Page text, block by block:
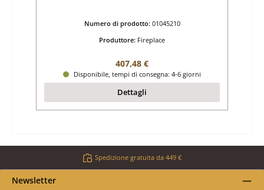
Numero di prodotto: 01045210
Produttore: Fireplace
Prezzo normale:
407,48 €
Disponibile, tempi di consegna: 4-6 giorni
Dettagli
Spedizione gratuita da 449 €
Newsletter